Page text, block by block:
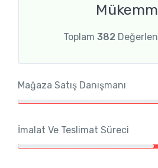
Toplam 382
Mağaza Satış Danışmanı
İmalat Ve Teslimat Süreci